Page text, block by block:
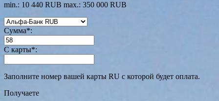
min.: 10 440 RUB max.: 350 000 RUB
Сумма*:
С карты*:
Заполните номер вашей карты RU с которой будет оплата.
Получаете